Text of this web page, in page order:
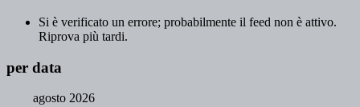
Si è verificato un errore; probabilmente il feed non è attivo.
Riprova più tardi.
per data
agosto 2026